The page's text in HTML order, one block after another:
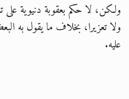
ولكن، لا حكم بعقوبة دنيوية على
ولا تعزيرا، بخلاف ما يقول به
عليه.